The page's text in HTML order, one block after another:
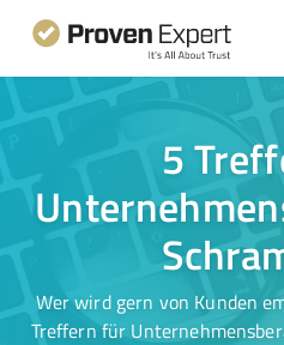
5
Wer wird gern von Kunden
Treffern für